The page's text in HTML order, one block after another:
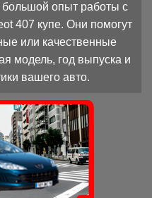
опыт работы с
407 купе. Они помогут
или качественные
модель, год выпуска и
вашего авто.